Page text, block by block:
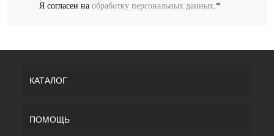
Я согласен на обработку персональных данных. *
КАТАЛОГ
ПОМОЩЬ